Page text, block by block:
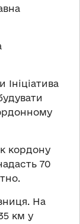
кордону
70
На
км у